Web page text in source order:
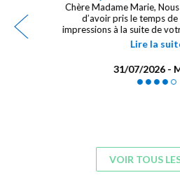
Chère Madame Marie,
d’avoir pris le temps
impressions à la suite de
Lire la
31/07/2026 -
VOIR TOUS